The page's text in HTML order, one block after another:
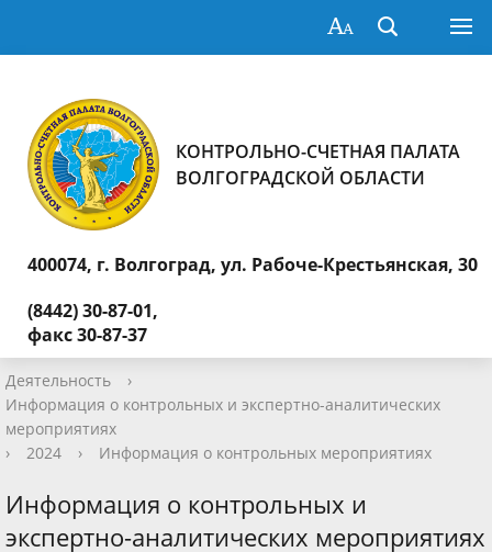
КОНТРОЛЬНО-СЧЕТНАЯ ПАЛАТА
ВОЛГОГРАДСКОЙ ОБЛАСТИ
400074, г. Волгоград, ул. Рабоче-Крестьянская, 30
(8442) 30-87-01,
факс 30-87-37
Деятельность
›
Информация о контрольных и экспертно-аналитических
мероприятиях
›
2024 › Информация о контрольных мероприятиях
Информация о контрольных и
экспертно-аналитических мероприятиях